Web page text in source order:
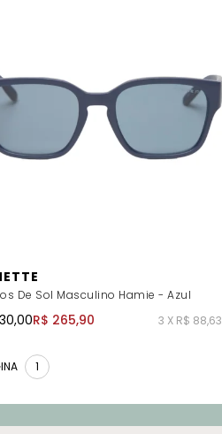
De Sol Masculino Hamie - Azul
R$ 265,90 3 X R$ 88,63
1